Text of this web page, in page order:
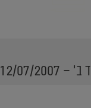
12/07/2007